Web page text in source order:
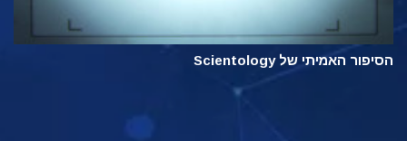
הסיפור האמיתי של Scientology